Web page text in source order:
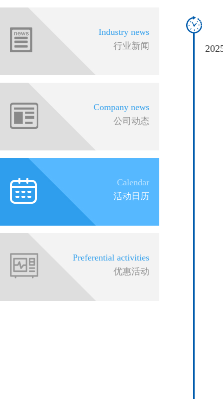
Industry news
行业新闻
Company news
公司动态
Calendar
活动日历
Preferential activities
优惠活动